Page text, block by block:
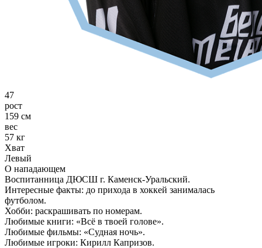
47
рост
159 см
вес
57 кг
Хват
Левый
О нападающем
Воспитанница ДЮСШ г. Каменск-Уральский.
Интересные факты: до прихода в хоккей занималась
футболом.
Хобби: раскрашивать по номерам.
Любимые книги: «Всё в твоей голове».
Любимые фильмы: «Судная ночь».
Любимые игроки: Кирилл Капризов.